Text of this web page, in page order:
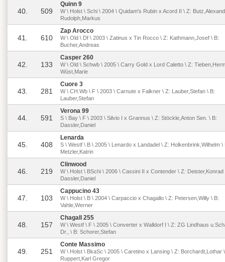
40. 509
Quinn 9
W \ Holst \ Schi \ 2004 \ Quidam's Rubin x Acord II \ Z:
Rudolph,Markus
41. 610
Zap Arocco
W \ Old \ Df \ 2003 \ Zatinus x Tin Rocco \ Z: Kathmann,Josef \ B:
Bucher,Andreas
42. 133
Casper 260
W \ Old \ Schwb \ 2005 \ Carry Gold x Lord Caletto \ Z:
Wüst,Marie
43. 281
Cuore 3
W \ CH.Wb \ F \ 2003 \ Carnute x Falkner \ Z: Lauber,Stefan \ B:
Lauber,Stefan
44. 591
Verona 99
S \ Bay \ F \ 2003 \ Silvio I x Grannus \ Z: Stöckle,Anton Sen. \ B:
Dassler,Daniel
45. 408
Lenarda
S \ Westf \ B \ 2005 \ Lenardo x Landadel \ Z: Holkenbrink,Wilhelm \
Metzler,Katrin
46. 219
Clinwood
W \ Holst \ BSchi \ 2006 \ Cassini II x Contender \ Z: Deister,Konrad
Dassler,Daniel
47. 103
Cappucino 43
W \ Holst \ B \ 2004 \ Carpaccio x Chagallo \ Z: Petersen,Willy \ B:
Vahle,Werner
48. 157
Chagall 255
W \ Westf \ F \ 2005 \ Converter x Walldorf I \ Z: ZG Lindhaus
Dr., \ B: Schorer,Stefan
49. 251
Conte Massimo
W \ Holst \ BkaSc \ 2005 \ Caretino x Lansing \ Z: Borchardt,Lothar
Ruppert,Karl Gregor